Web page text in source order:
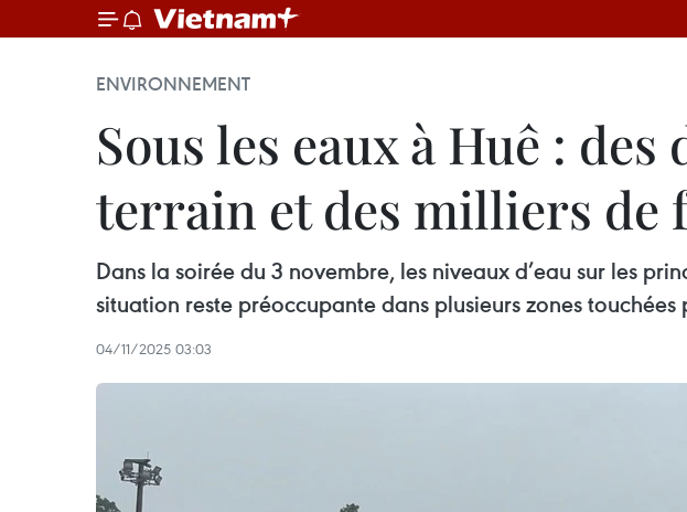
ENVIRONNEMENT
Sous les eaux à Huê :
terrain et des milliers de
Dans la soirée du 3 novembre, les niveaux d’eau sur les
situation reste préoccupante dans plusieurs zones touchées
04/11/2025 03:03